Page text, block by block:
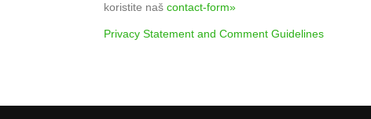
koristite naš contact-form»
Privacy Statement and Comment Guidelines